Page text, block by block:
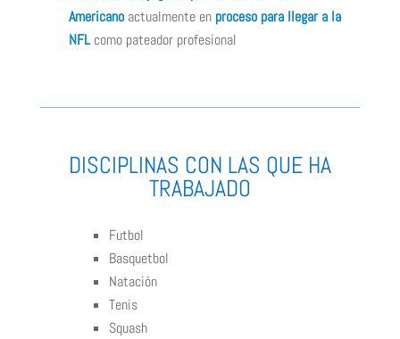
Americanoactualmente en proceso para llegar a la
NFLcomo pateador profesional
DISCIPLINAS CON LAS QUE HA
TRABAJADO
Futbol
Basquetbol
Natación
Tenis
Squash